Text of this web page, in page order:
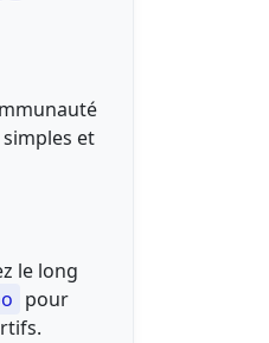
et
le long
pour